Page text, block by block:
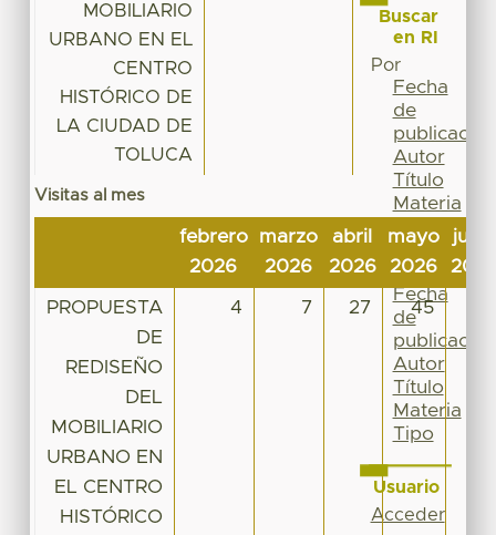
MOBILIARIO
URBANO EN EL
CENTRO
HISTÓRICO DE
LA CIUDAD DE
TOLUCA
Visitas al mes
febrero
2026
marzo
2026
abril
2026
mayo
2026
junio
PROPUESTA
DE
REDISEÑO
DEL
MOBILIARIO
URBANO EN
EL CENTRO
HISTÓRICO
4 7 27 45
Buscar
en RI
Por
Fecha
de
publicación
Autor
Título
Materia
Tipo
colección
Fecha
de
publicación
Autor
Título
Materia
Tipo
Usuario
Acceder